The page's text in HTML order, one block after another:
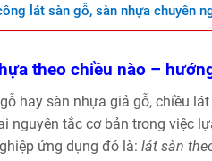
lát sàn gỗ, sàn nhựa chuyên
theo chiều nào –
hay sàn nhựa giả gỗ, chiều
nguyên tắc cơ bản trong việc
ứng dụng đó là: lát sàn